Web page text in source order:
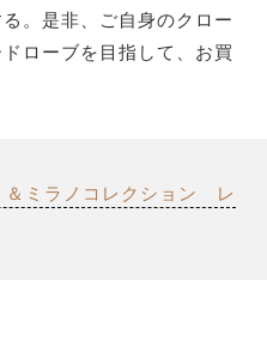
。是非、ご自身のクロー
ローブを目指して、お買
＆ミラノコレクション レ